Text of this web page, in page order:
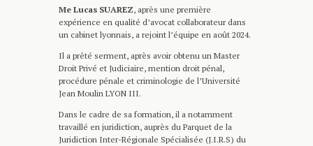
Me Lucas SUAREZ, après une première
expérience en qualité d’avocat collaborateur dans
un cabinet lyonnais, a rejoint l’équipe en août 2024.
Il a prêté serment, après avoir obtenu un Master
Droit Privé et Judiciaire, mention droit pénal,
procédure pénale et criminologie de l’Université
Jean Moulin LYON III.
Dans le cadre de sa formation, il a notamment
travaillé en juridiction, auprès du Parquet de la
Juridiction Inter-Régionale Spécialisée (J.I.R.S) du